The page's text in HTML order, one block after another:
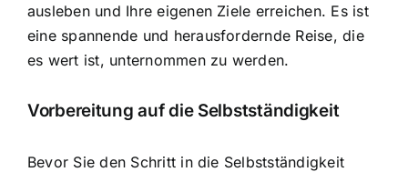
ausleben und Ihre eigenen Ziele erreichen. Es ist
eine spannende und herausfordernde Reise, die
es wert ist, unternommen zu werden.
Vorbereitung auf die Selbstständigkeit
Bevor Sie den Schritt in die Selbstständigkeit